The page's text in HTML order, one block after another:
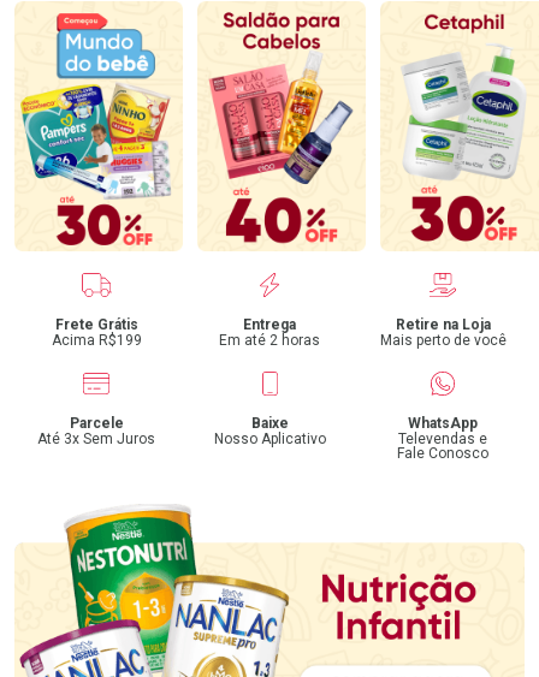
Benefícios
Frete Grátis
Acima R$199
Entrega
Em até 2 horas
Retire na Loja
Mais perto de você
Parcele
Até 3x Sem Juros
Baixe
Nosso Aplicativo
WhatsApp
Televendas e
Fale Conosco